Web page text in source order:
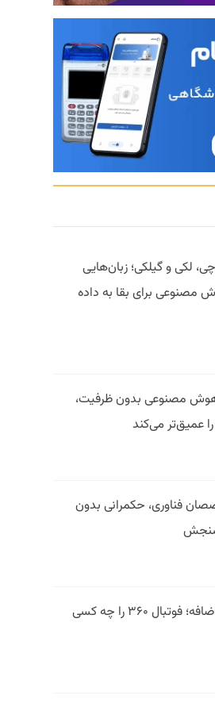
لکی و گیلکی؛ زبان‌هایی
مصنوعی برای بقا به داده
مصنوعی بدون ظرفیت،
عمیق‌تر می‌کند
فناوری، حکمرانی بدون
سنجش
فیلتر در وقت اضافه؛ فوتبال ۳۶۰ را چه کسی